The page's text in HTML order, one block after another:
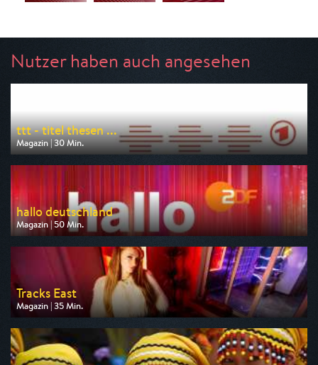
Nutzer haben auch angesehen
ttt - titel thesen ...
Magazin | 30 Min.
Ausgestrahlt von ARD
am 09.08.2026, 23:40
hallo deutschland
Magazin | 50 Min.
Ausgestrahlt von ZDF
am 10.08.2026, 17:10
Tracks East
Magazin | 35 Min.
Ausgestrahlt von arte
am 08.08.2026, 19:40